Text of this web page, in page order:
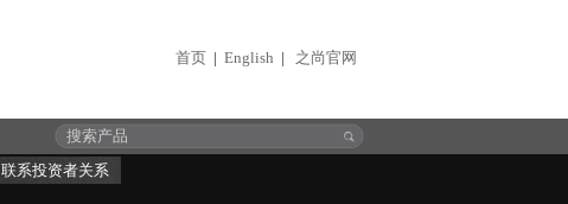
首页 English 之尚官网
联系投资者关系